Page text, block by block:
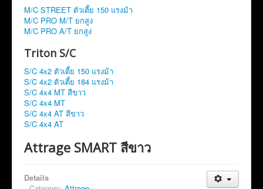
M/C STREET ตัวเตี้ย 150 แรงม้า
M/C PRO M/T ยกสูง
M/C PRO A/T ยกสูง
Triton S/C
S/C 4x2 ตัวเตี้ย 150 แรงม้า
S/C 4x2 ตัวเตี้ย 184 แรงม้า
S/C 4x4 MT สีขาว
S/C 4x4 MT
S/C 4x4 AT สีขาว
S/C 4x4 AT
Attrage SMART สีขาว
Details